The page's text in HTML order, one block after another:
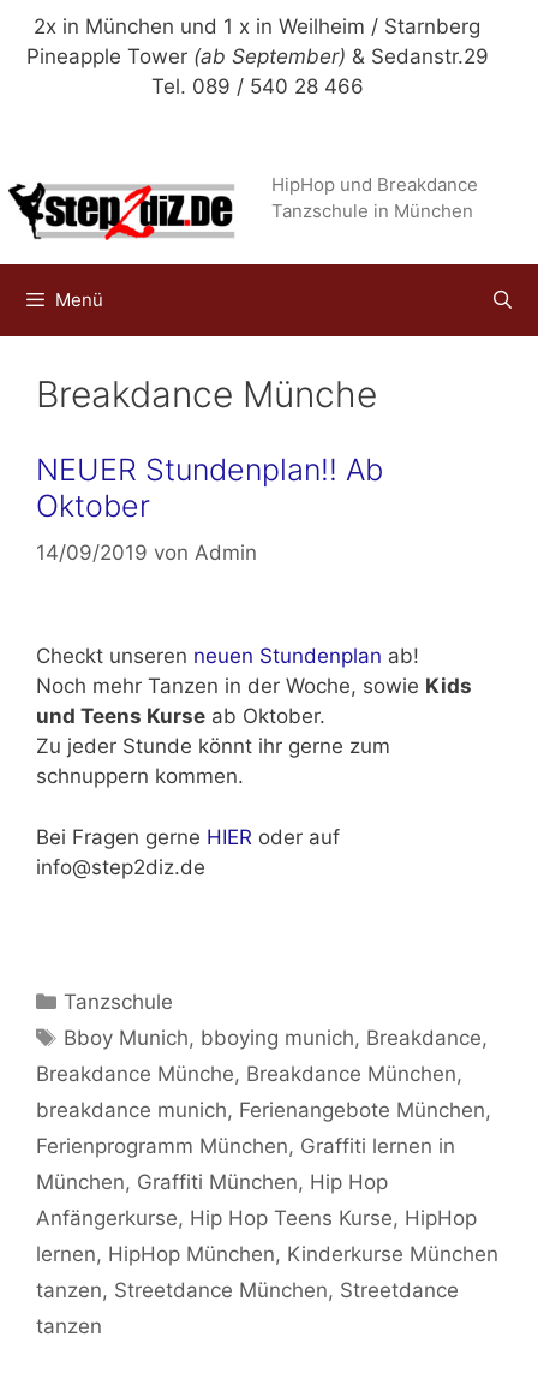
Zum
Inhalt
2x in München und 1 x in Weilheim / Starnberg
Pineapple Tower (ab September) & Sedanstr.29
Tel. 089 / 540 28 466
HipHop und Breakdance
Tanzschule in München
Menü
Breakdance Münche
NEUER Stundenplan!! Ab
Oktober
14/09/2019 von Admin
Checkt unseren neuen Stundenplan ab!
Noch mehr Tanzen in der Woche, sowie Kids
und Teens Kurse ab Oktober.
Zu jeder Stunde könnt ihr gerne zum
schnuppern kommen.
Bei Fragen gerne HIER oder auf
info@step2diz.de
Kategorien
Tanzschule
Schlagwörter
Bboy Munich, bboying munich, Breakdance,
Breakdance Münche, Breakdance München,
breakdance munich, Ferienangebote München,
Ferienprogramm München, Graffiti lernen in
München, Graffiti München, Hip Hop
Anfängerkurse, Hip Hop Teens Kurse, HipHop
lernen, HipHop München, Kinderkurse München
tanzen, Streetdance München, Streetdance
tanzen